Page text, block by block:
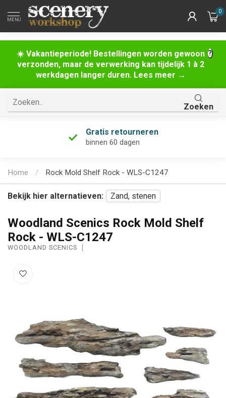
☀️ Vakantieperiode! Bestellingen worden gewoon
verzonden, maar de verwerking kan tijdelijk 1 à 2
werkdagen langer duren. Lees meer →
MENU
0
Zoeken
Gratis retourneren
binnen 60 dagen
Home / Rock Mold Shelf Rock - WLS-C1247
Bekijk hier alternatieven: Zand, stenen
Woodland Scenics Rock Mold Shelf
Rock - WLS-C1247
WOODLAND SCENICS